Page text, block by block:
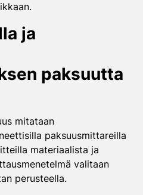
ja
paksuutta
mitataan
paksuusmittareilla
materiaalista ja
valitaan
perusteella.